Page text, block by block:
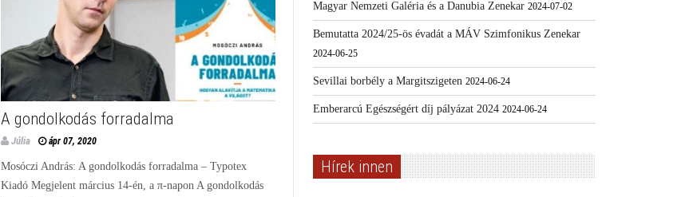
A gondolkodás forradalma
Júlia ápr 07, 2020
Mosóczi András: A gondolkodás forradalma – Typotex
Kiadó Megjelent március 14-én, a π-napon A gondolkodás
Magyar Nemzeti Galéria és a Danubia Zenekar 2024-07-02
Bemutatta 2024/25-ös évadát a MÁV Szimfonikus Zenekar
2024-06-25
Sevillai borbély a Margitszigeten 2024-06-24
Emberarcú Egészségért díj pályázat 2024 2024-06-24
Hírek innen